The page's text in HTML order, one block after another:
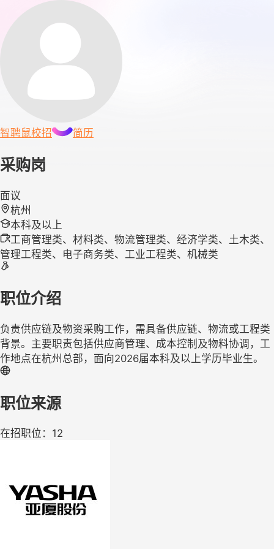
智聘鼠校招 简历
采购岗
面议
杭州
本科及以上
工商管理类、材料类、物流管理类、经济学类、土木类、
管理工程类、电子商务类、工业工程类、机械类
职位介绍
负责供应链及物资采购工作，需具备供应链、物流或工程类
背景。主要职责包括供应商管理、成本控制及物料协调，工
作地点在杭州总部，面向2026届本科及以上学历毕业生。
职位来源
在招职位：12